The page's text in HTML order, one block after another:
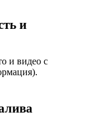
и
и видео с